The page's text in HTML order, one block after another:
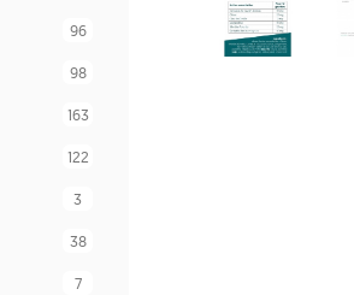
96
98
163
122
3
38
7